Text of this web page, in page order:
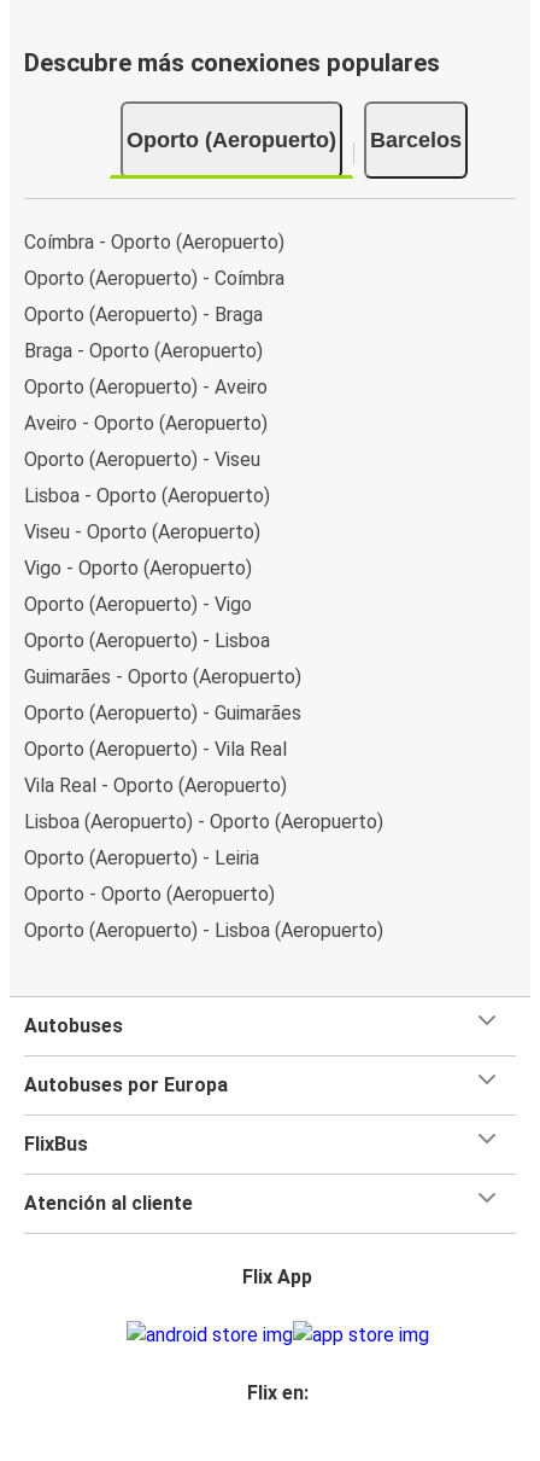
Descubre más conexiones populares
Oporto (Aeropuerto) Barcelos
Coímbra - Oporto (Aeropuerto)
Oporto (Aeropuerto) - Coímbra
Oporto (Aeropuerto) - Braga
Braga - Oporto (Aeropuerto)
Oporto (Aeropuerto) - Aveiro
Aveiro - Oporto (Aeropuerto)
Oporto (Aeropuerto) - Viseu
Lisboa - Oporto (Aeropuerto)
Viseu - Oporto (Aeropuerto)
Vigo - Oporto (Aeropuerto)
Oporto (Aeropuerto) - Vigo
Oporto (Aeropuerto) - Lisboa
Guimarães - Oporto (Aeropuerto)
Oporto (Aeropuerto) - Guimarães
Oporto (Aeropuerto) - Vila Real
Vila Real - Oporto (Aeropuerto)
Lisboa (Aeropuerto) - Oporto (Aeropuerto)
Oporto (Aeropuerto) - Leiria
Oporto - Oporto (Aeropuerto)
Oporto (Aeropuerto) - Lisboa (Aeropuerto)
Autobuses
Autobuses por Europa
FlixBus
Atención al cliente
Flix App
Flix en: